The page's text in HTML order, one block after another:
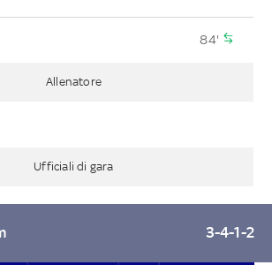
84'
Allenatore
Ufficiali di gara
3-4-1-2